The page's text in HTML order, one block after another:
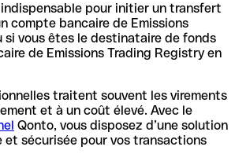
indispensable pour initier un transfert
compte bancaire de Emissions
si vous êtes le destinataire de fonds
de Emissions Trading Registry en
traitent souvent les virements
et à un coût élevé. Avec le
Qonto, vous disposez d’une solution
et sécurisée pour vos transactions